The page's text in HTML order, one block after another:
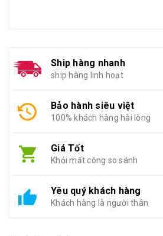
Ship hàng nhanh
ship hàng linh hoạt
Bảo hành siêu việt
100% khách hàng hài lòng
Giá Tốt
Khỏi mất công so sánh
Yêu quý khách hàng
Khách hàng là người thân